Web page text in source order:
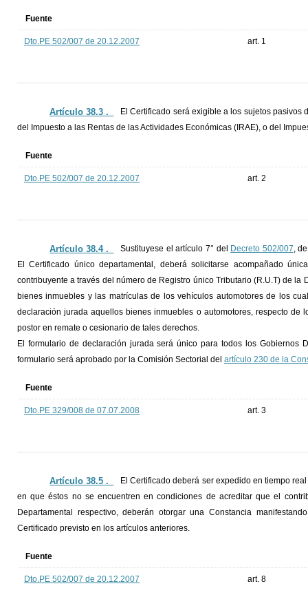
Fuente
Dto.PE 502/007 de 20.12.2007 art. 1
Artículo 38.3 ._
El Certificado será exigible a los sujetos pasivos
del Impuesto a las Rentas de las Actividades Económicas (IRAE), o del
Fuente
Dto.PE 502/007 de 20.12.2007 art. 2
Artículo 38.4 ._ Sustituyese el artículo 7° del Decreto 502/007,
El Certificado único departamental, deberá solicitarse acompañado
contribuyente a través del número de Registro único Tributario (R.U.T) de
bienes inmuebles y las matrículas de los vehículos automotores de los
declaración jurada aquellos bienes inmuebles o automotores, respecto de
postor en remate o cesionario de tales derechos.
El formulario de declaración jurada será único para todos los Gobiernos
formulario será aprobado por la Comisión Sectorial del artículo 230 de la
Fuente
Dto.PE 329/008 de 07.07.2008 art. 3
Artículo 38.5 ._
El Certificado deberá ser expedido en tiempo
en que éstos no se encuentren en condiciones de acreditar que el
Departamental respectivo, deberán otorgar una Constancia
Certificado previsto en los artículos anteriores.
Fuente
Dto.PE 502/007 de 20.12.2007 art. 8